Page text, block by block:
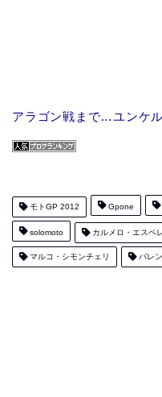
アラゴン戦まで…ユンケ
モトGP 2012 Gpone
solomoto カルメロ・エスペ
マルコ・シモンチェリ バレ